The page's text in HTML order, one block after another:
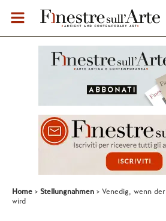
Home Stellungnahmen
Venedig, wenn
wird